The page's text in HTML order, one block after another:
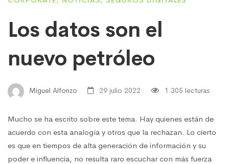
Los datos son el
nuevo petróleo
Miguel Alfonzo 29 julio 2022 1.305 lecturas
Mucho se ha escrito sobre este tema. Hay quienes están de
acuerdo con esta analogía y otros que la rechazan. Lo cierto
es que en tiempos de alta generación de información y su
poder e influencia, no resulta raro escuchar con más fuerza